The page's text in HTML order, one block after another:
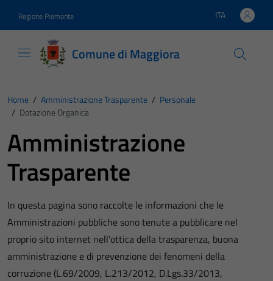
Regione Piemonte Lingua attiva:
ITA
Comune di Maggiora
Home / Amministrazione Trasparente / Personale
/ Dotazione Organica
Amministrazione
Trasparente
In questa pagina sono raccolte le informazioni che le
Amministrazioni pubbliche sono tenute a pubblicare nel
proprio sito internet nell’ottica della trasparenza, buona
amministrazione e di prevenzione dei fenomeni della
corruzione (L.69/2009, L.213/2012, D.Lgs.33/2013,